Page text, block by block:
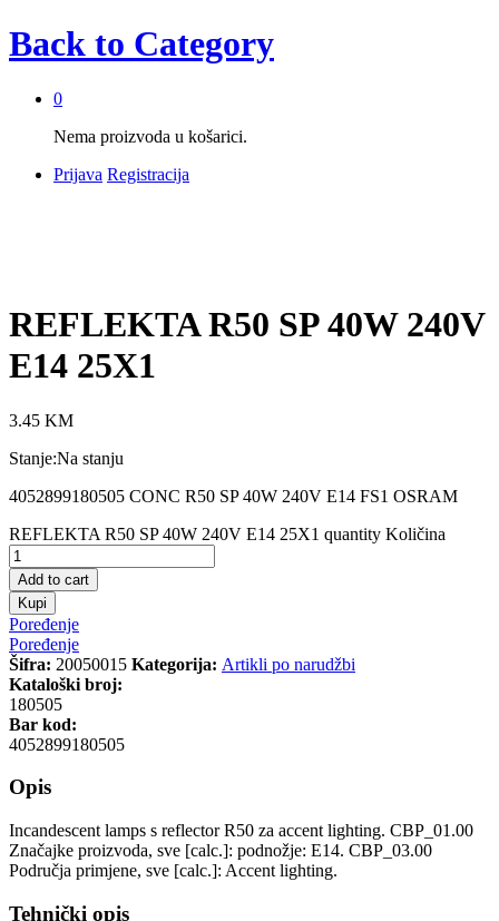
Back to Category
0
Nema proizvoda u košarici.
Prijava Registracija
REFLEKTA R50 SP 40W 240V
E14 25X1
3.45 KM
Stanje:Na stanju
4052899180505 CONC R50 SP 40W 240V E14 FS1 OSRAM
REFLEKTA R50 SP 40W 240V E14 25X1 quantity Količina
Add to cart
Kupi
Poređenje
Poređenje
Šifra: 20050015 Kategorija: Artikli po narudžbi
Kataloški broj:
180505
Bar kod:
4052899180505
Opis
Incandescent lamps s reflector R50 za accent lighting. CBP_01.00
Značajke proizvoda, sve [calc.]: podnožje: E14. CBP_03.00
Područja primjene, sve [calc.]: Accent lighting.
Tehnički opis